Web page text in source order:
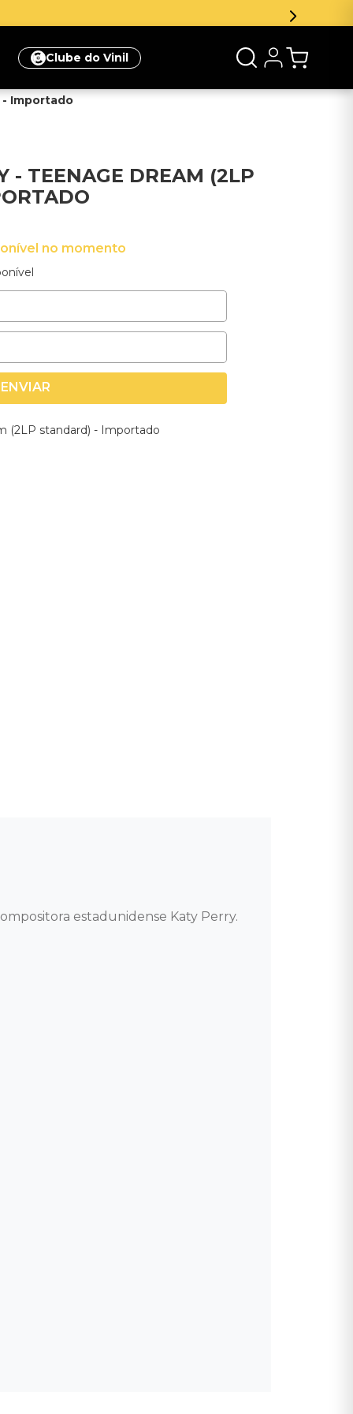
Inscreva-se na newsletter e ganhe
Clube do Vinil
- Importado
- TEENAGE DREAM (2LP
no momento
ENVIAR
(2LP standard) - Importado
estadunidense Katy Perry.